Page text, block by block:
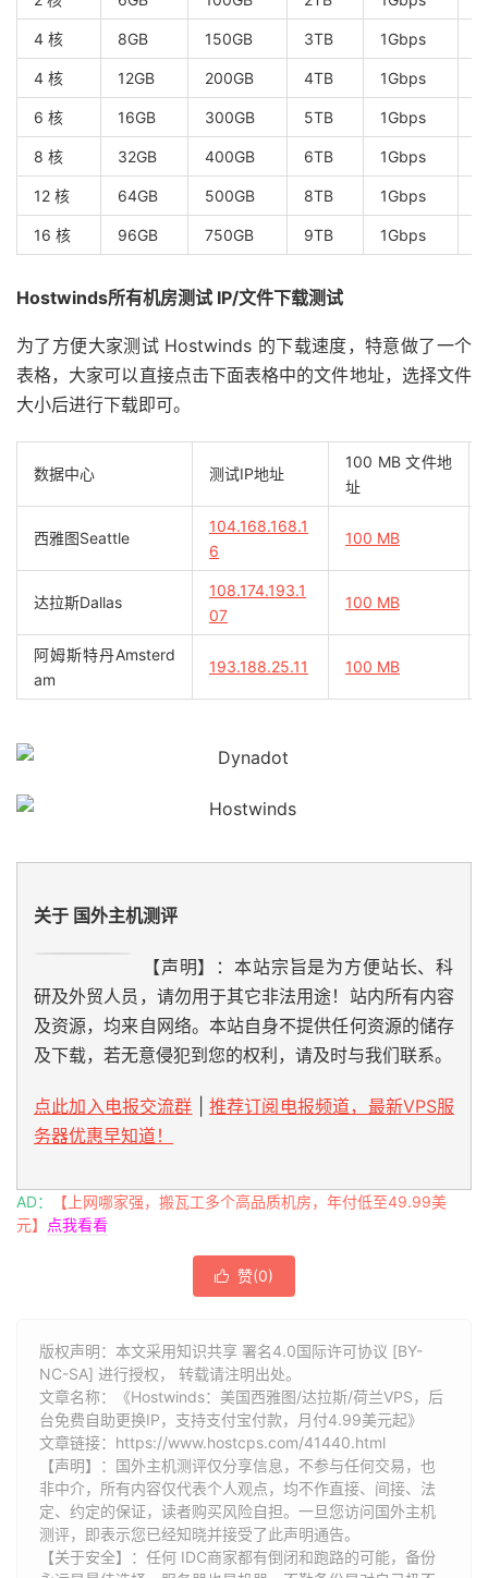
4 核 8GB 150GB 3TB 1Gbps
4 核 12GB 200GB 4TB 1Gbps
6 核 16GB 300GB 5TB 1Gbps
8 核 32GB 400GB 6TB 1Gbps
12 核 64GB 500GB 8TB 1Gbps
16 核 96GB 750GB 9TB 1Gbps
Hostwinds所有机房测试 IP/文件下载测试
为了方便大家测试 Hostwinds 的下载速度，特意做了一个
表格，大家可以直接点击下面表格中的文件地址，选择文件
大小后进行下载即可。
数据中心 测试IP地址
100 MB 文件地
址
西雅图Seattle
104.168.168.1
6
100 MB
达拉斯Dallas
108.174.193.1
07
100 MB
阿姆斯特丹Amsterd
am
193.188.25.11 100 MB
关于 国外主机测评
【声明】：本站宗旨是为方便站长、科
研及外贸人员，请勿用于其它非法用途！站内所有内容
及资源，均来自网络。本站自身不提供任何资源的储存
及下载，若无意侵犯到您的权利，请及时与我们联系。
点此加入电报交流群
推荐订阅电报频道，最新VPS服
务器优惠早知道！
AD：
【上网哪家强，搬瓦工多个高品质机房，年付低至49.99美
元】
点我看看
 赞(0)
版权声明：本文采用知识共享 署名4.0国际许可协议 [BY-
NC-SA] 进行授权， 转载请注明出处。
文章名称：《Hostwinds：美国西雅图/达拉斯/荷兰VPS，后
台免费自助更换IP，支持支付宝付款，月付4.99美元起》
文章链接： https://www.hostcps.com/41440.html
【声明】：国外主机测评仅分享信息，不参与任何交易，也
非中介，所有内容仅代表个人观点，均不作直接、间接、法
定、约定的保证，读者购买风险自担。一旦您访问国外主机
测评，即表示您已经知晓并接受了此声明通告。
【关于安全】：任何 IDC商家都有倒闭和跑路的可能，备份